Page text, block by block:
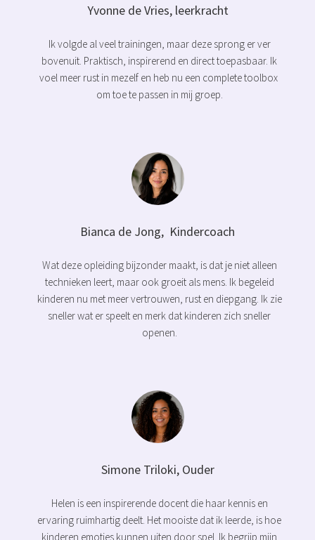
Yvonne de Vries, leerkracht
Ik volgde al veel trainingen, maar deze sprong er ver
bovenuit. Praktisch, inspirerend en direct toepasbaar. Ik
voel meer rust in mezelf en heb nu een complete toolbox
om toe te passen in mij groep.
Bianca de Jong, Kindercoach
Wat deze opleiding bijzonder maakt, is dat je niet alleen
technieken leert, maar ook groeit als mens. Ik begeleid
kinderen nu met meer vertrouwen, rust en diepgang. Ik zie
sneller wat er speelt en merk dat kinderen zich sneller
openen.
Simone Triloki, Ouder
Helen is een inspirerende docent die haar kennis en
ervaring ruimhartig deelt. Het mooiste dat ik leerde, is hoe
kinderen emoties kunnen uiten door spel. Ik begrijp mijn